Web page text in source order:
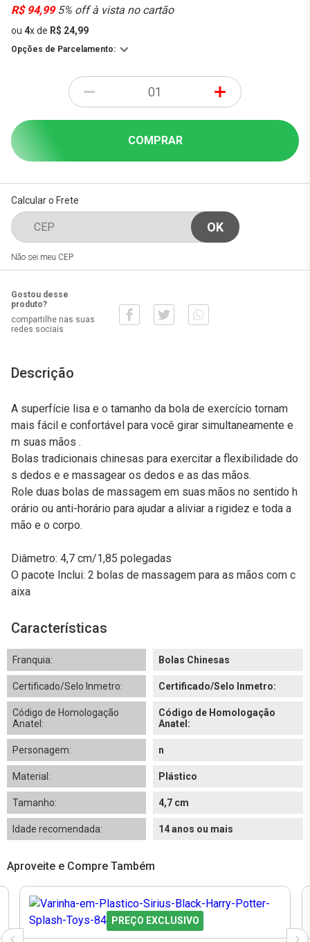
R$ 94,995% off à vista no cartão
ou 4xde R$ 24,99
Opções de Parcelamento:
- +
COMPRAR
Calcular o Frete
Não sei meu CEP
Gostou desse
produto?
compartilhe nas suas
redes sociais
Descrição
A superfície lisa e o tamanho da bola de exercício tornam
mais fácil e confortável para você girar simultaneamente e
m suas mãos .
Bolas tradicionais chinesas para exercitar a flexibilidade do
s dedos e e massagear os dedos e as das mãos.
Role duas bolas de massagem em suas mãos no sentido h
orário ou anti-horário para ajudar a aliviar a rigidez e toda a
mão e o corpo.
Diâmetro: 4,7 cm/1,85 polegadas
O pacote Inclui: 2 bolas de massagem para as mãos com c
aixa
Características
Franquia: Bolas Chinesas
Certificado/Selo Inmetro: Certificado/Selo Inmetro:
Código de Homologação
Anatel:
Código de Homologação
Anatel:
Personagem: n
Material: Plástico
Tamanho: 4,7 cm
Idade recomendada: 14 anos ou mais
Aproveite e Compre Também
PREÇO EXCLUSIVO